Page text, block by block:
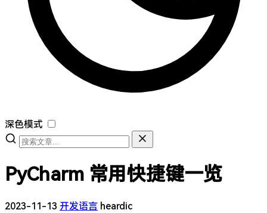
深色模式
PyCharm 常用快捷键一览
2023-11-13 开发语言 heardic